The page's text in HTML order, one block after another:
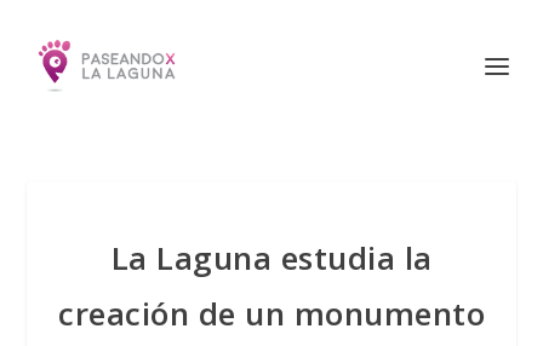
La Laguna estudia la
creación de un monumento